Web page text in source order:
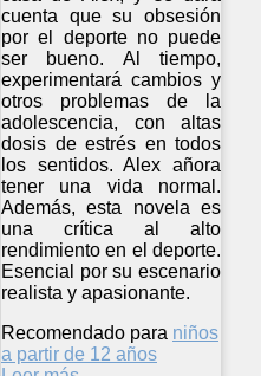
cuenta que su obsesión
por el deporte no puede
ser bueno. Al tiempo,
experimentará cambios y
otros problemas de la
adolescencia, con altas
dosis de estrés en todos
los sentidos. Alex añora
tener una vida normal.
Además, esta novela es
una crítica al alto
rendimiento en el deporte.
Esencial por su escenario
realista y apasionante.
Recomendado para niños
a partir de 12 años